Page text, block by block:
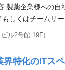
ルスケア業界
薬企業様への
しくはチームリ
種エキスパー
業務知識・ご経
ームリーダー
ル2号館 19F）
特化のITス